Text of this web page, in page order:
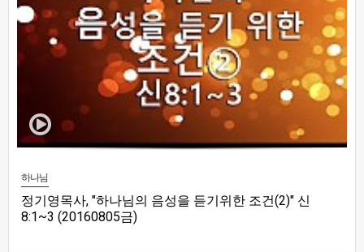
하나님
정기영목사, "하나님의 음성을 듣기위한 조건(2)" 신
8:1~3 (20160805금)